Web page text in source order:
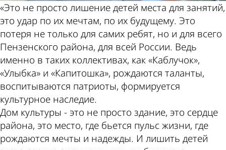
«Это не просто лишение детей места для занятий,
это удар по их мечтам, по их будущему. Это
потеря не только для самих ребят, но и для всего
Пензенского района, для всей России. Ведь
именно в таких коллективах, как «Каблучок»,
«Улыбка» и «Капитошка», рождаются таланты,
воспитываются патриоты, формируется
культурное наследие.
Дом культуры - это не просто здание, это сердце
района, это место, где бьется пульс жизни, где
рождаются мечты и надежды. И лишить детей